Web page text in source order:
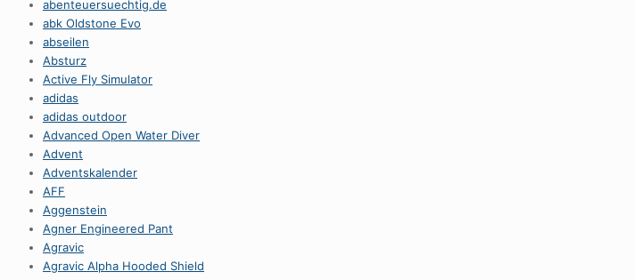
abenteuersuechtig.de
abk Oldstone Evo
abseilen
Absturz
Active Fly Simulator
adidas
adidas outdoor
Advanced Open Water Diver
Advent
Adventskalender
AFF
Aggenstein
Agner Engineered Pant
Agravic
Agravic Alpha Hooded Shield